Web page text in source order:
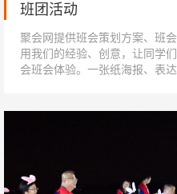
班团活动
聚会网提供班会策划方案、班
用我们的经验、创意，让同学
会班会体验。一张纸海报、表